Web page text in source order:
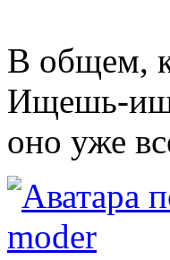
В общем,
Ищешь-
оно уже
moder